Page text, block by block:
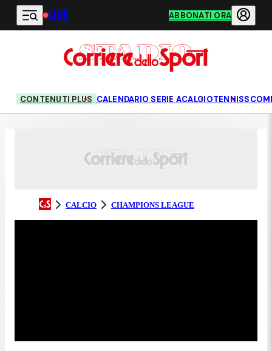
Vai al contenuto principale
LIVE ABBONATI ORA
CONTENUTI PLUS CALENDARIO SERIE ACALCIOTENNIS
CALCIO CHAMPIONS LEAGUE